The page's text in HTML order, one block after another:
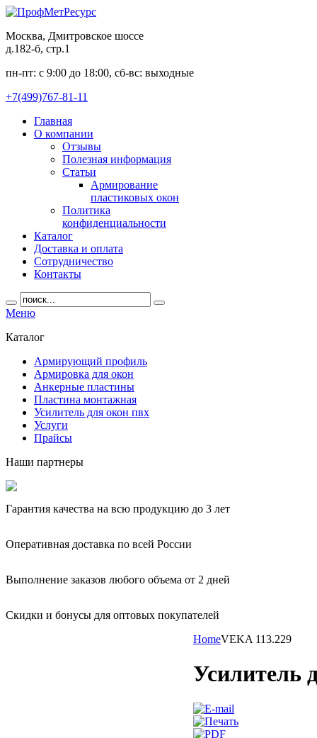
Москва, Дмитровское шоссе
д.182-б, стр.1
пн-пт: c 9:00 до 18:00, сб-вс: выходные
+7(499)767-81-11
Главная
О компании
Отзывы
Полезная информация
Статьи
Армирование
пластиковых окон
Политика
конфиденциальности
Каталог
Доставка и оплата
Сотрудничество
Контакты
Меню
Каталог
Армирующий профиль
Армировка для окон
Анкерные пластины
Пластина монтажная
Усилитель для окон пвх
Услуги
Прайсы
Наши партнеры
Гарантия качества на всю продукцию до 3 лет
Оперативная доставка по всей России
Выполнение заказов любого объема от 2 дней
Скидки и бонусы для оптовых покупателей
HomeVEKA 113.229
Усилитель